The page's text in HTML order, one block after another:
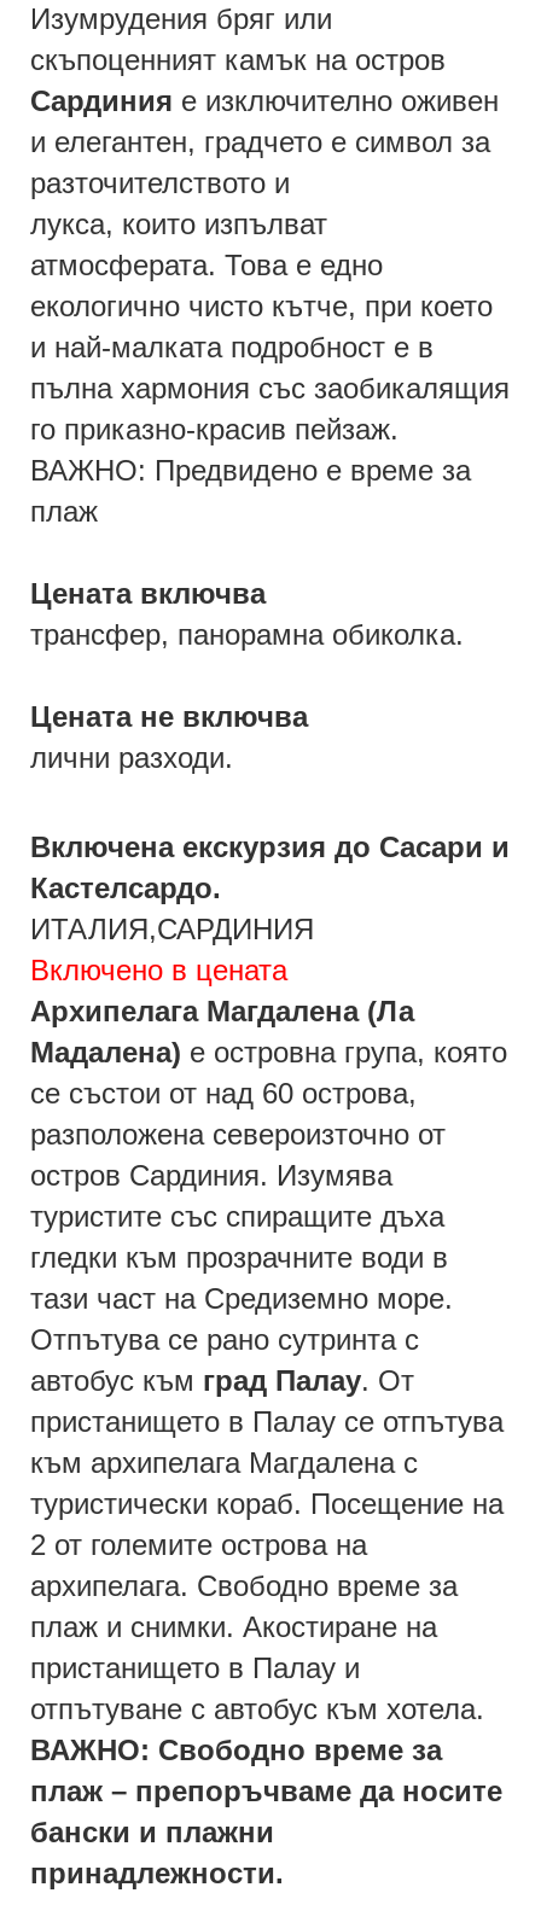
Изумрудения бряг или
скъпоценният камък на остров
Сардиния е изключително оживен
и елегантен, градчето е символ за
разточителството и
лукса, които изпълват
атмосферата. Това е едно
екологично чисто кътче, при което
и най-малката подробност е в
пълна хармония със заобикалящия
го приказно-красив пейзаж.
ВАЖНО: Предвидено е време за
плаж
Цената включва
трансфер, панорамна обиколка.
Цената не включва
лични разходи.
Включена екскурзия до Сасари и
Кастелсардо.
ИТАЛИЯ,САРДИНИЯ
Включено в цената
Архипелага Магдалена (Ла
Мадалена) е островна група, която
се състои от над 60 острова,
разположена североизточно от
остров Сардиния. Изумява
туристите със спиращите дъха
гледки към прозрачните води в
тази част на Средиземно море.
Отпътува се рано сутринта с
автобус към град Палау. От
пристанището в Палау се отпътува
към архипелага Магдалена с
туристически кораб. Посещение на
2 от големите острова на
архипелага. Свободно време за
плаж и снимки. Акостиране на
пристанището в Палау и
отпътуване с автобус към хотела.
ВАЖНО: Свободно време за
плаж – препоръчваме да носите
бански и плажни
принадлежности.